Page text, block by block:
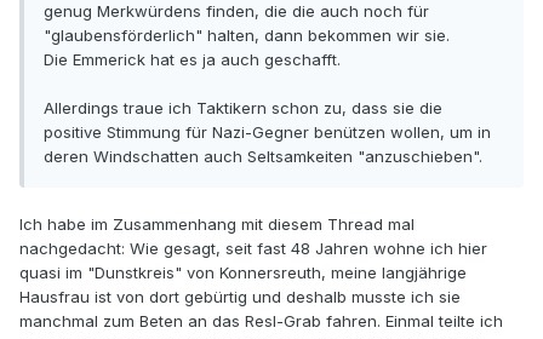
genug Merkwürdens finden, die die auch noch für
"glaubensförderlich" halten, dann bekommen wir sie.
Die Emmerick hat es ja auch geschafft.
Allerdings traue ich Taktikern schon zu, dass sie die
positive Stimmung für Nazi-Gegner benützen wollen, um in
deren Windschatten auch Seltsamkeiten "anzuschieben".
Ich habe im Zusammenhang mit diesem Thread mal
nachgedacht: Wie gesagt, seit fast 48 Jahren wohne ich hier
quasi im "Dunstkreis" von Konnersreuth, meine langjährige
Hausfrau ist von dort gebürtig und deshalb musste ich sie
manchmal zum Beten an das Resl-Grab fahren. Einmal teilte ich